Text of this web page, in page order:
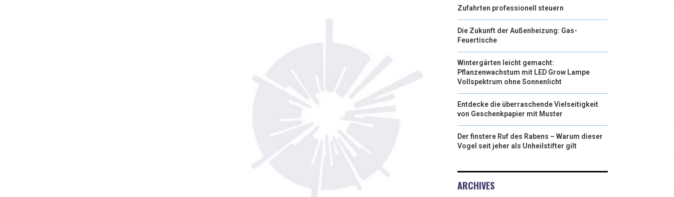
Zufahrten professionell steuern
Die Zukunft der Außenheizung: Gas-
Feuertische
Wintergärten leicht gemacht:
Pflanzenwachstum mit LED Grow Lampe
Vollspektrum ohne Sonnenlicht
Entdecke die überraschende Vielseitigkeit
von Geschenkpapier mit Muster
Der finstere Ruf des Rabens – Warum dieser
Vogel seit jeher als Unheilstifter gilt
ARCHIVES